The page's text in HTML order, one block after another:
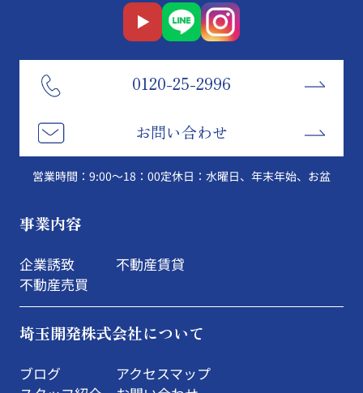
0120-25-2996
お問い合わせ
営業時間：9:00～18：00定休日：水曜日、年末年始、お盆
事業内容
企業誘致
不動産売買
不動産賃貸
埼玉開発株式会社について
ブログ
アクセスマップ